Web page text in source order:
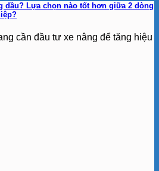
dầu? Lựa chọn nào tốt hơn giữa 2 dòng
cần đầu tư xe nâng để tăng hiệu